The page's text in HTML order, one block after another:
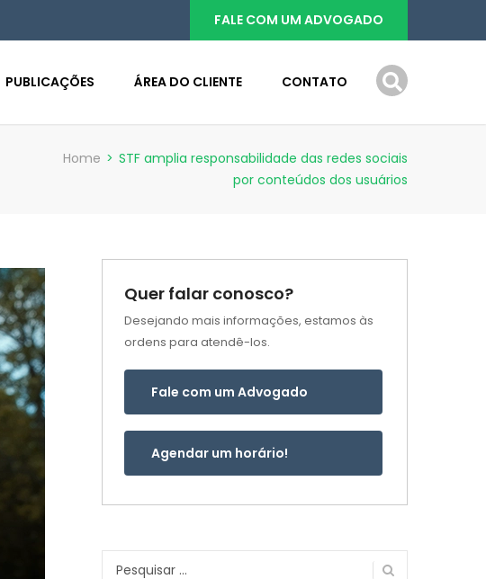
FALE COM UM ADVOGADO
PUBLICAÇÕES ÁREA DO CLIENTE CONTATO
Home > STF amplia responsabilidade das redes sociais
por conteúdos dos usuários
Quer falar conosco?
Desejando mais informações, estamos às
ordens para atendê-los.
Fale com um Advogado
Agendar um horário!
Pesquisar